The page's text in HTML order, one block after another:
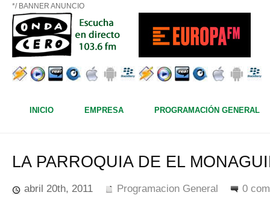
*/ BANNER ANUNCIO
INICIO EMPRESA PROGRAMACIÓN GENERAL
LA PARROQUIA DE EL
abril 20th, 2011 Programacion General 0